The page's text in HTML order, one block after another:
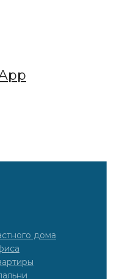
дома